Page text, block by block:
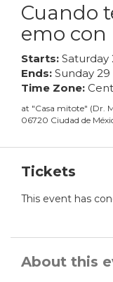
Cuando
emo con
Starts: Saturday
Ends: Sunday 29
Time Zone:
at "Casa mitote" (Dr.
06720 Ciudad de
Tickets
This event has
About this